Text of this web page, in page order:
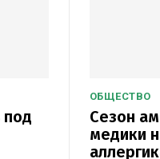
под
ОБЩЕСТВО
Сезон
медики